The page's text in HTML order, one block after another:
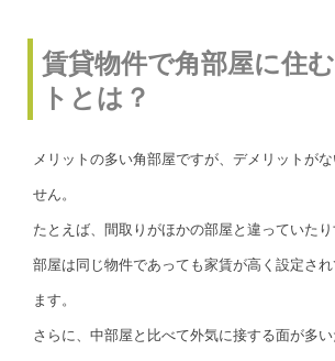
賃貸物件で角部屋に住
トとは？
メリットの多い角部屋ですが、デメリットが
せん。
たとえば、間取りがほかの部屋と違っていた
部屋は同じ物件であっても家賃が高く設定さ
ます。
さらに、中部屋と比べて外気に接する面が多